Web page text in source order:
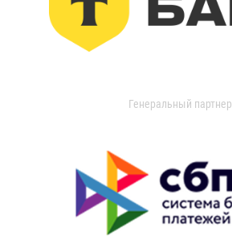
Генеральный партнер